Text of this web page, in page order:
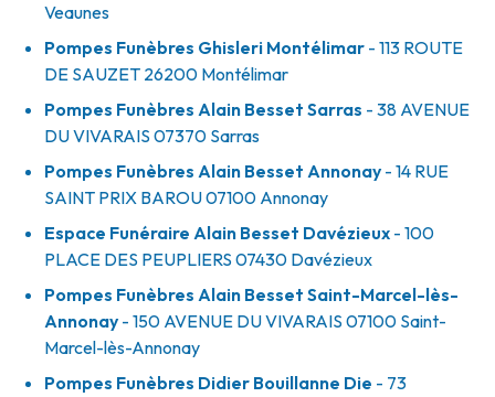
Veaunes
Pompes Funèbres Ghisleri Montélimar - 113 ROUTE
DE SAUZET 26200 Montélimar
Pompes Funèbres Alain Besset Sarras - 38 AVENUE
DU VIVARAIS 07370 Sarras
Pompes Funèbres Alain Besset Annonay - 14 RUE
SAINT PRIX BAROU07100 Annonay
Espace Funéraire Alain Besset Davézieux - 100
PLACE DES PEUPLIERS 07430 Davézieux
Pompes Funèbres Alain Besset Saint-Marcel-lès-
Annonay - 150 AVENUE DU VIVARAIS 07100 Saint-
Marcel-lès-Annonay
Pompes Funèbres Didier Bouillanne Die - 73